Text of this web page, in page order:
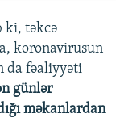
ki, təkcə
koronavirusun
da fəaliyyəti
günlər
məkanlardan